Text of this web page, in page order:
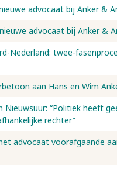
advocaat bij Anker &
advocaat bij Anker &
Nederland: twee-
aan Hans en Wim
Nieuwsuur: “Politiek heeft
rechter”
advocaat voorafgaande